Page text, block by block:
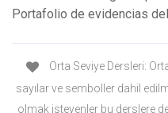
Portafolio de evidencias
Orta Seviye Dersleri:
sayılar ve semboller dahil
olmak isteyenler bu derslere